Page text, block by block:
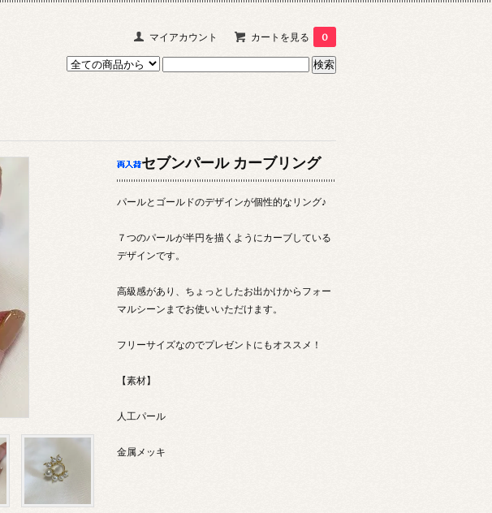
マイアカウント カートを見る 0
セブンパール カーブリング
パールとゴールドのデザインが個性的なリング♪
７つのパールが半円を描くようにカーブしている
デザインです。
高級感があり、ちょっとしたお出かけからフォー
マルシーンまでお使いいただけます。
フリーサイズなのでプレゼントにもオススメ！
【素材】
人工パール
金属メッキ